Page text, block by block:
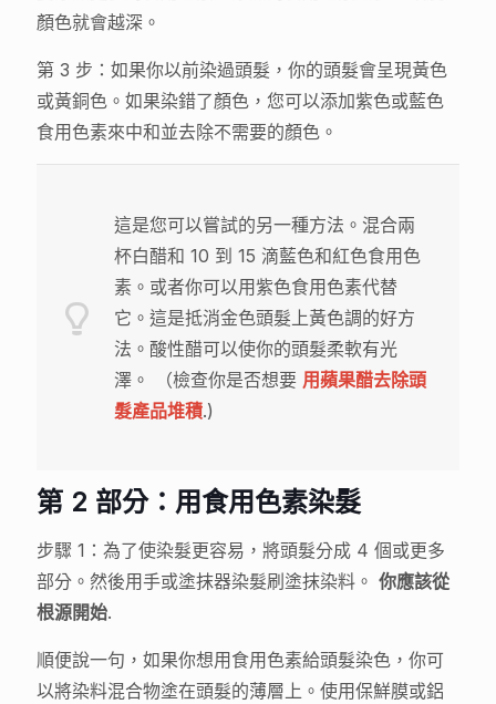
顏色就會越深。
第 3 步：如果你以前染過頭髮，你的頭髮會呈現黃色
或黃銅色。如果染錯了顏色，您可以添加紫色或藍色
食用色素來中和並去除不需要的顏色。
這是您可以嘗試的另一種方法。混合兩
杯白醋和 10 到 15 滴藍色和紅色食用色
素。或者你可以用紫色食用色素代替
它。這是抵消金色頭髮上黃色調的好方
法。酸性醋可以使你的頭髮柔軟有光
澤。 （檢查你是否想要 用蘋果醋去除頭
髮產品堆積.)
第 2 部分：用食用色素染髮
步驟 1：為了使染髮更容易，將頭髮分成 4 個或更多
部分。然後用手或塗抹器染髮刷塗抹染料。 你應該從
根源開始.
順便說一句，如果你想用食用色素給頭髮染色，你可
以將染料混合物塗在頭髮的薄層上。使用保鮮膜或鋁